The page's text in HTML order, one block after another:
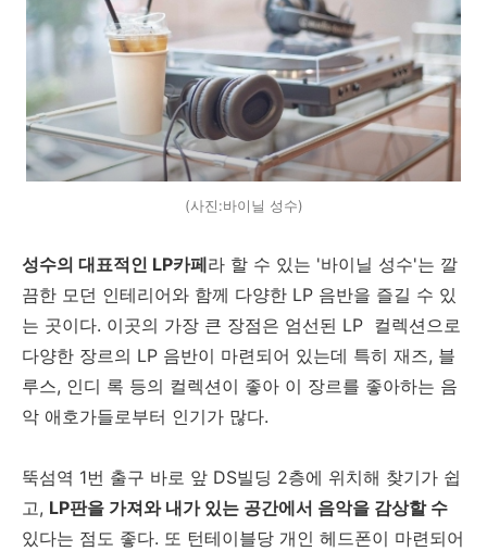
(사진:바이닐 성수)
성수의 대표적인 LP카페라 할 수 있는 '바이닐 성수'는 깔
끔한 모던 인테리어와 함께 다양한 LP 음반을 즐길 수 있
는 곳이다. 이곳의 가장 큰 장점은 엄선된 LP 컬렉션으로
다양한 장르의 LP 음반이 마련되어 있는데 특히 재즈, 블
루스, 인디 록 등의 컬렉션이 좋아 이 장르를 좋아하는 음
악 애호가들로부터 인기가 많다.
뚝섬역 1번 출구 바로 앞 DS빌딩 2층에 위치해 찾기가 쉽
고, LP판을 가져와 내가 있는 공간에서 음악을 감상할 수
있다는 점도 좋다. 또 턴테이블당 개인 헤드폰이 마련되어